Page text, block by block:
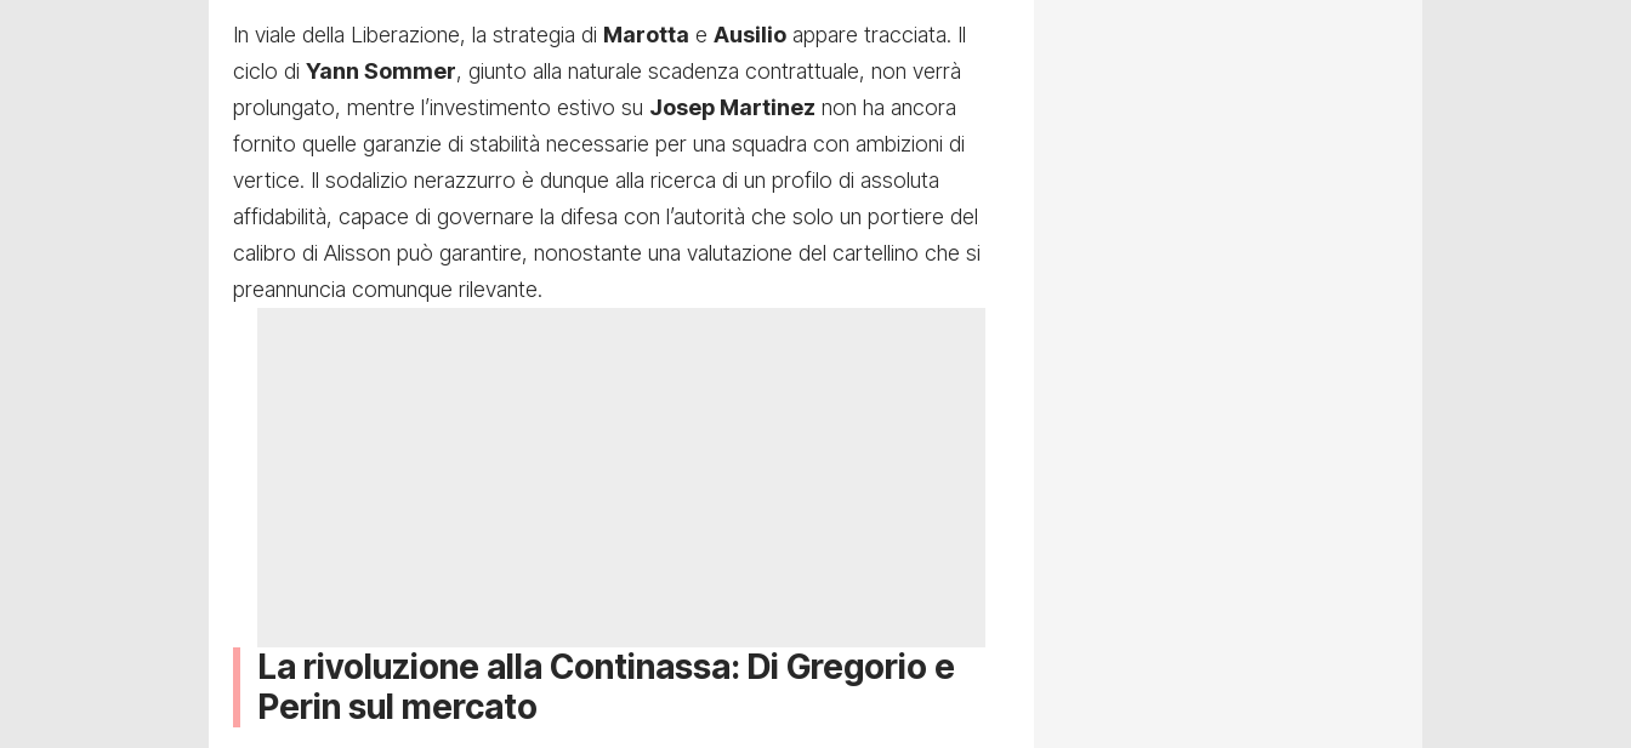
In viale della Liberazione, la strategia di Marotta e Ausilio appare tracciata. Il
ciclo di Yann Sommer, giunto alla naturale scadenza contrattuale, non verrà
prolungato, mentre l’investimento estivo su Josep Martinez non ha ancora
fornito quelle garanzie di stabilità necessarie per una squadra con ambizioni di
vertice. Il sodalizio nerazzurro è dunque alla ricerca di un profilo di assoluta
affidabilità, capace di governare la difesa con l’autorità che solo un portiere del
calibro di Alisson può garantire, nonostante una valutazione del cartellino che si
preannuncia comunque rilevante.
La rivoluzione alla Continassa: Di Gregorio e
Perin sul mercato